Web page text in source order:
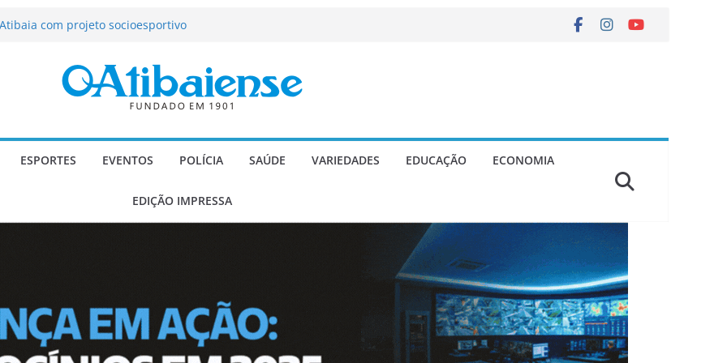
e Morango abre programação
infantis e valorização dos produtores
a deputado estadual é
ESPORTES EVENTOS POLÍCIA SAÚDE VARIEDADES EDUCAÇÃO ECONOMIA
EDIÇÃO IMPRESSA